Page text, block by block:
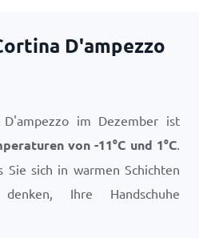
D'ampezzo
im Dezember ist
von-11°C und 1°C.
Sie sich in warmen Schichten
Ihre Handschuhe